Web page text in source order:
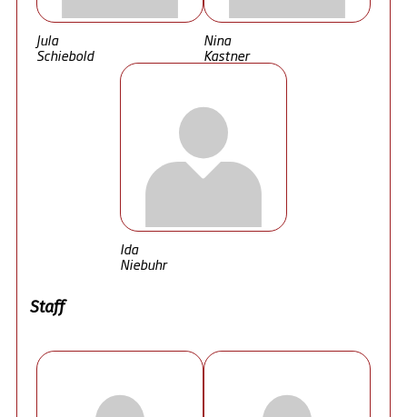
Jula
Schiebold
Nina
Kastner
Ida
Niebuhr
Staff